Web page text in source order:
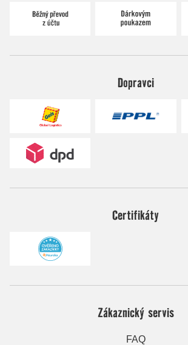
Dopravci
Certifikáty
Zákaznický servis
FAQ